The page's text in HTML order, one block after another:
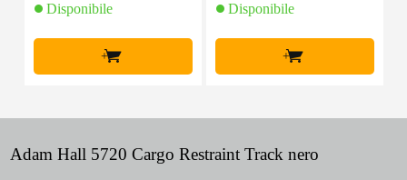
Disponibile
+
Disponibile
+
Adam Hall 5720 Cargo Restraint Track nero